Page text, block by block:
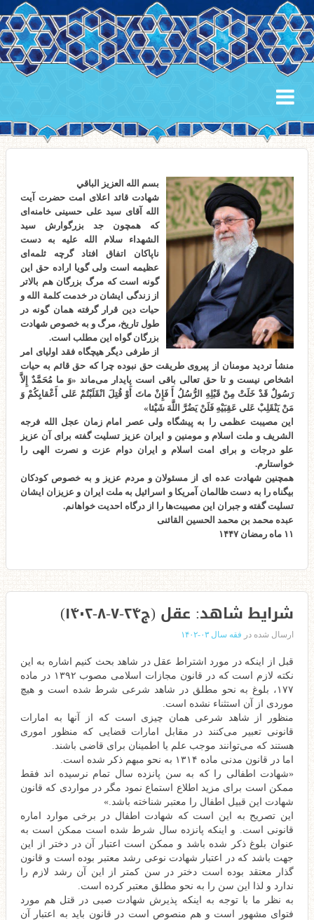
بسم الله العزیز الباقي
شهادت قائد اعلای امت حضرت آیت
الله آقای سید علی حسینی خامنه‌ای
که همچون جد بزرگوارش سید
الشهداء سلام الله علیه به دست
ناپاکان اتفاق افتاد گرچه ثلمه‌ای
عظیمه است ولی گویا اراده حق این
گونه است که مرگ بزرگان هم بالاتر
از زندگی ایشان در خدمت کلمة الله و
حیات دین قرار گرفته همان گونه در
طول تاریخ، مرگ و به خصوص شهادت
بزرگان گواه این مطلب است.
از طرفی دیگر هیچگاه فقد اولیای امر
منشأ تردید مومنان از پیروی طریقت حق نبوده چرا که حق قائم به حیات
اشخاص نیست و تا حق تعالی باقی است پایدار می‌ماند «وَ ما مُحَمَّدٌ إِلاَّ
رَسُولٌ قَدْ خَلَتْ مِنْ قَبْلِهِ الرُّسُلُ أَ فَإِنْ ماتَ أَوْ قُتِلَ انْقَلَبْتُمْ عَلى‌ أَعْقابِكُمْ وَ
مَنْ يَنْقَلِبْ عَلى‌ عَقِبَيْهِ فَلَنْ يَضُرَّ اللَّهَ شَيْئا»
این مصیبت عظمی را به پیشگاه ولی عصر امام زمان عجل الله فرجه
الشریف و ملت اسلام و مومنین و ایران عزیز تسلیت گفته برای آن عزیز
علو درجات و برای امت اسلام و ایران دوام عزت و نصرت الهی را
خواستارم.
همچنین شهادت عده ای از مسئولان و مردم عزیز و به خصوص کودکان
بیگناه را به دست ظالمان آمریکا و اسرائیل به ملت ایران و عزیزان ایشان
تسلیت گفته و جبران این مصیبت‌ها را از درگاه احدیت خواهانم.
عبده محمد بن محمد الحسین القائنی
۱۱ ماه رمضان ۱۴۴۷
شرایط شاهد: عقل (ج۲۴-۷-۸-۱۴۰۲)
ارسال شده در فقه سال ۰۳-۱۴۰۲
قبل از اینکه در مورد اشتراط عقل در شاهد بحث کنیم اشاره به این
نکته لازم است که در قانون مجازات اسلامی مصوب ۱۳۹۲ در ماده
۱۷۷، بلوغ به نحو مطلق در شاهد شرعی شرط شده است و هیچ
موردی از آن استثناء نشده است.
منظور از شاهد شرعی همان چیزی است که از آنها به امارات
قانونی تعبیر می‌کنند در مقابل امارات قضایی که منظور اموری
هستند که می‌توانند موجب علم یا اطمینان برای قاضی باشند.
اما در قانون مدنی ماده ۱۳۱۴ به نحو مبهم ذکر شده است.
«شهادت اطفالى را كه به سن پانزده سال تمام نرسيده اند فقط
ممكن است براى مزيد اطلاع استماع نمود مگر در مواردى كه قانون
شهادت اين قبيل اطفال را معتبر شناخته باشد.»
این تصریح به این است که شهادت اطفال در برخی موارد اماره
قانونی است. و اینکه پانزده سال شرط شده است ممکن است به
عنوان بلوغ ذکر شده باشد و ممکن است اعتبار آن در دختر از این
جهت باشد که در اعتبار شهادت نوعی رشد معتبر بوده است و قانون
گذار معتقد بوده است دختر در سن کمتر از این آن رشد لازم را
ندارد و لذا این سن را به نحو مطلق معتبر کرده است.
به نظر ما با توجه به اینکه پذیرش شهادت صبی در قتل هم مورد
فتوای مشهور است و هم منصوص است در قانون باید به اعتبار آن